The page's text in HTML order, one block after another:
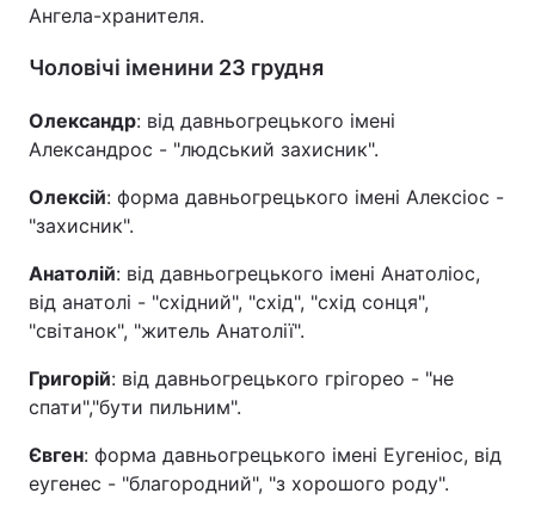
Ангела-хранителя.
Чоловічі іменини 23 грудня
Олександр: від давньогрецького імені
Александрос - "людський захисник".
Олексій: форма давньогрецького імені Алексіос -
"захисник".
Анатолій: від давньогрецького імені Анатоліос,
від анатолі - "східний", "схід", "схід сонця",
"світанок", "житель Анатолії".
Григорій: від давньогрецького грігорео - "не
спати","бути пильним".
Євген: форма давньогрецького імені Еугеніос, від
еугенес - "благородний", "з хорошого роду".